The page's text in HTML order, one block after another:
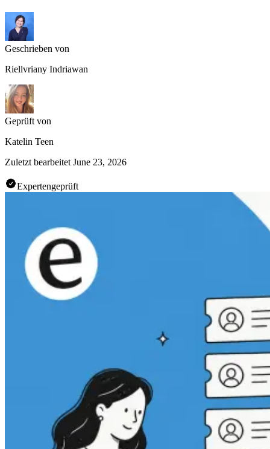
Geschrieben von
Riellvriany Indriawan
Geprüft von
Katelin Teen
Zuletzt bearbeitet June 23, 2026
Expertengeprüft